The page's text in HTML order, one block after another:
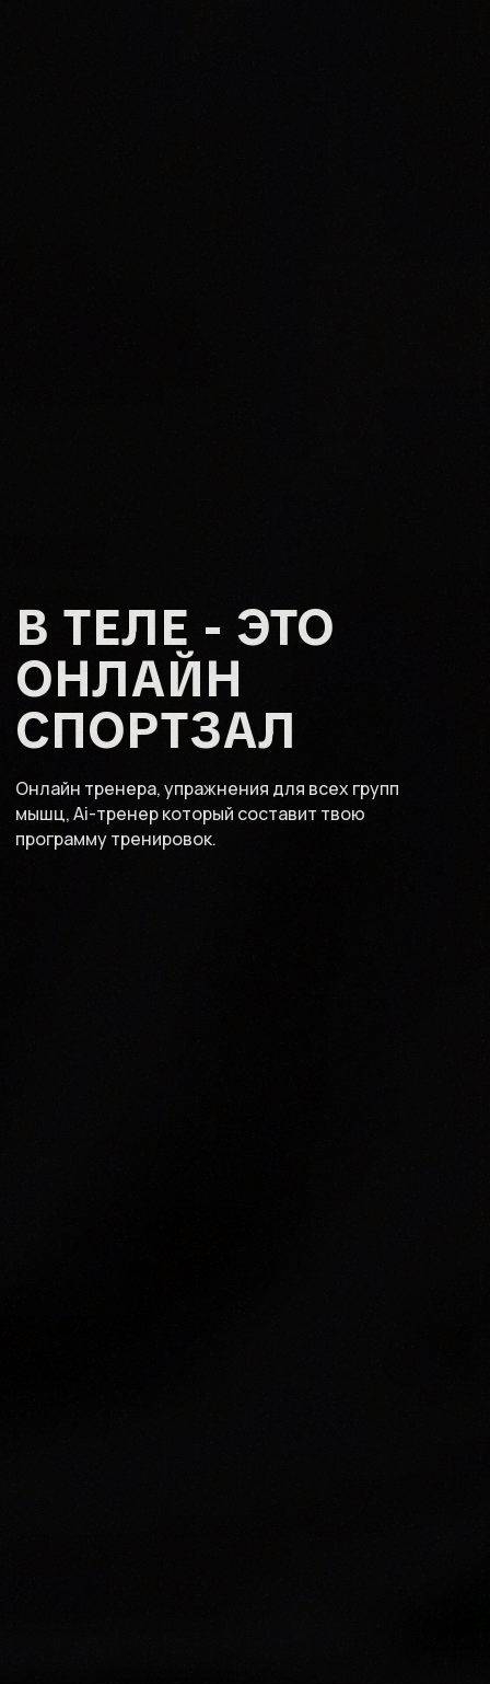
В ТЕЛЕ - ЭТО
ОНЛАЙН
СПОРТЗАЛ
Онлайн тренера, упражнения для всех групп
мышц, Ai-тренер который составит твою
программу тренировок.